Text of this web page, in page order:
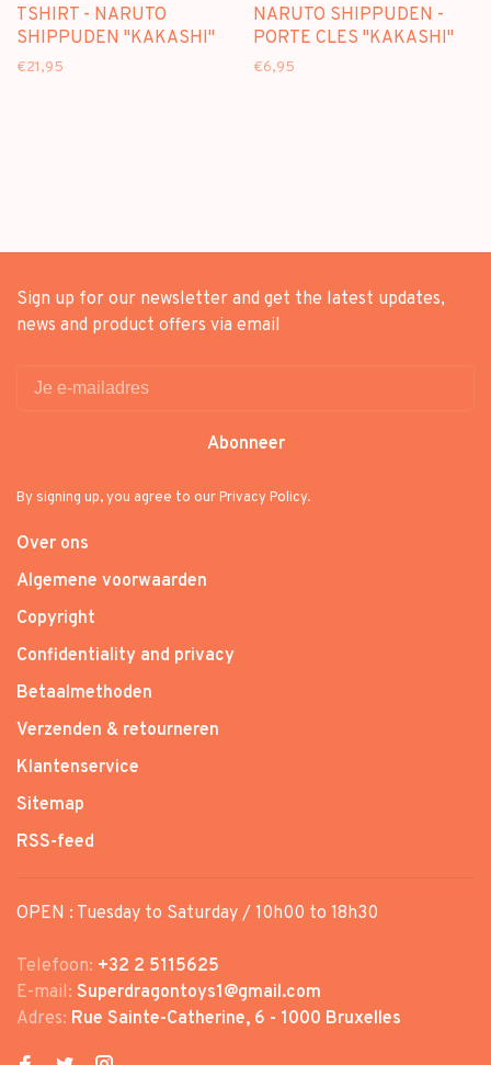
TSHIRT - NARUTO
SHIPPUDEN "KAKASHI"
€21,95
NARUTO SHIPPUDEN -
PORTE CLES "KAKASHI"
€6,95
Sign up for our newsletter and get the latest updates,
news and product offers via email
Abonneer
By signing up, you agree to our Privacy Policy.
Over ons
Algemene voorwaarden
Copyright
Confidentiality and privacy
Betaalmethoden
Verzenden & retourneren
Klantenservice
Sitemap
RSS-feed
OPEN : Tuesday to Saturday / 10h00 to 18h30
Telefoon: +32 2 5115625
E-mail: Superdragontoys1@gmail.com
Adres: Rue Sainte-Catherine, 6 - 1000 Bruxelles